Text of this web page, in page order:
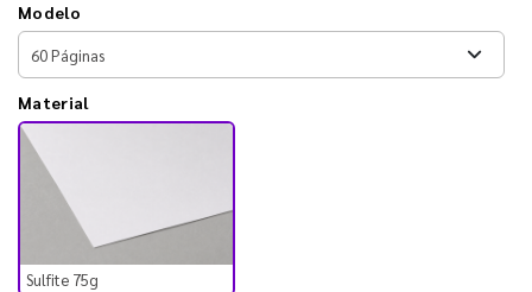
Modelo
Material
Sulfite 75g